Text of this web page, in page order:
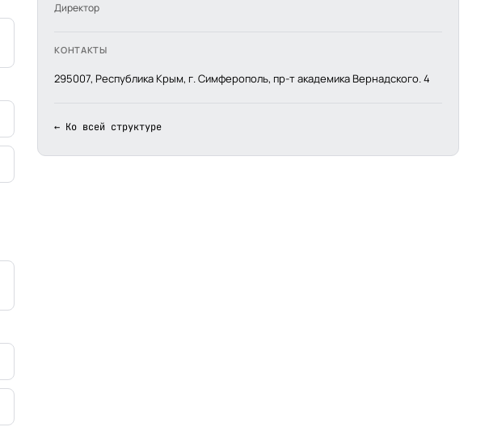
Директор
КОНТАКТЫ
295007, Республика Крым, г. Симферополь, пр-т академика Вернадского. 4
← Ко всей структуре